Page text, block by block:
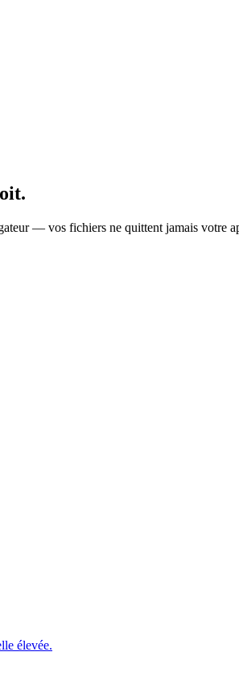
— vos fichiers ne quittent jamais votre
élevée.